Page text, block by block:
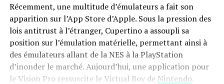
Récemment, une multitude⁣ d’émulateurs ⁣a fait son
apparition sur l’App Store d’Apple. Sous la pression des​
lois ⁤antitrust à l’étranger, Cupertino a assoupli sa
position sur​ l’émulation matérielle, permettant ainsi​ à
des émulateurs allant de‌ la NES ​à la ‍PlayStation
d’inonder le‍ marché. Aujourd’hui, une application⁢ pour
le Vision Pro ressuscite le Virtual Boy de Nintendo.